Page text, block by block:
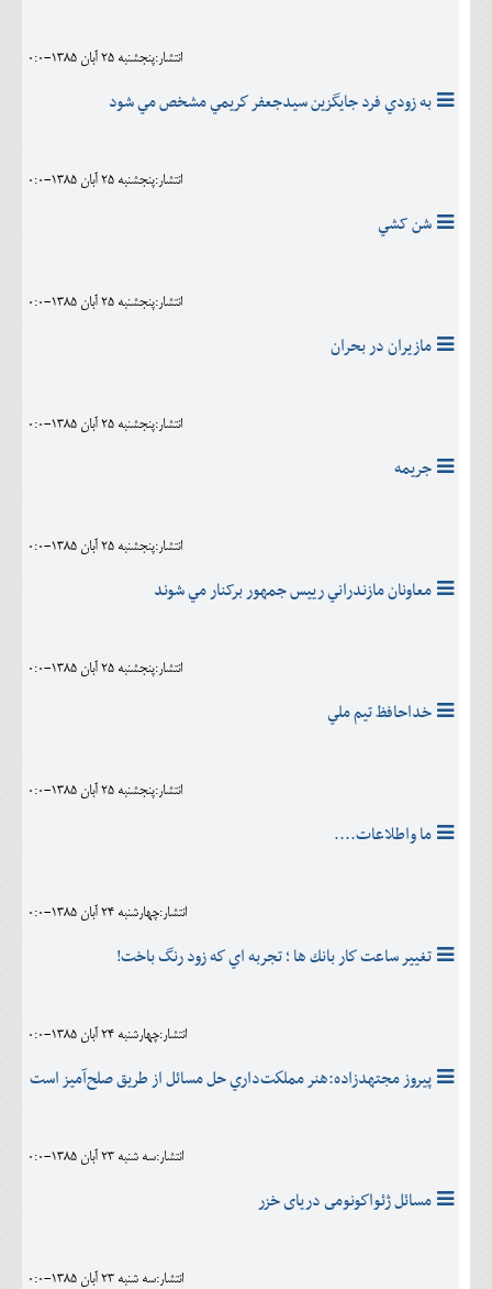
انتشار:پنجشنبه 25 آبان 1385-0:0
به زودي فرد جايگزين سيدجعفر كريمي مشخص مي شود
انتشار:پنجشنبه 25 آبان 1385-0:0
شن کشي
انتشار:پنجشنبه 25 آبان 1385-0:0
مازيران در بحران
انتشار:پنجشنبه 25 آبان 1385-0:0
جريمه
انتشار:پنجشنبه 25 آبان 1385-0:0
معاونان مازندراني رييس جمهور برکنار مي شوند
انتشار:پنجشنبه 25 آبان 1385-0:0
خداحافظ تيم ملي
انتشار:پنجشنبه 25 آبان 1385-0:0
ما واطلاعات....
انتشار:چهارشنبه 24 آبان 1385-0:0
تغيير ساعت كار بانك ها ؛ تجربه اي كه زود رنگ باخت!
انتشار:چهارشنبه 24 آبان 1385-0:0
پيروز مجتهد‌زاده:هنر مملكت‌داري حل مسائل از طريق صلح‌آميز است
انتشار:سه شنبه 23 آبان 1385-0:0
مسائل ژئواكونومى درياى خزر
انتشار:سه شنبه 23 آبان 1385-0:0